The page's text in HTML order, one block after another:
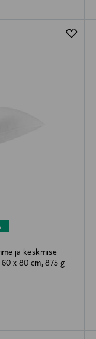
ja keskmise
x 80 cm, 875 g